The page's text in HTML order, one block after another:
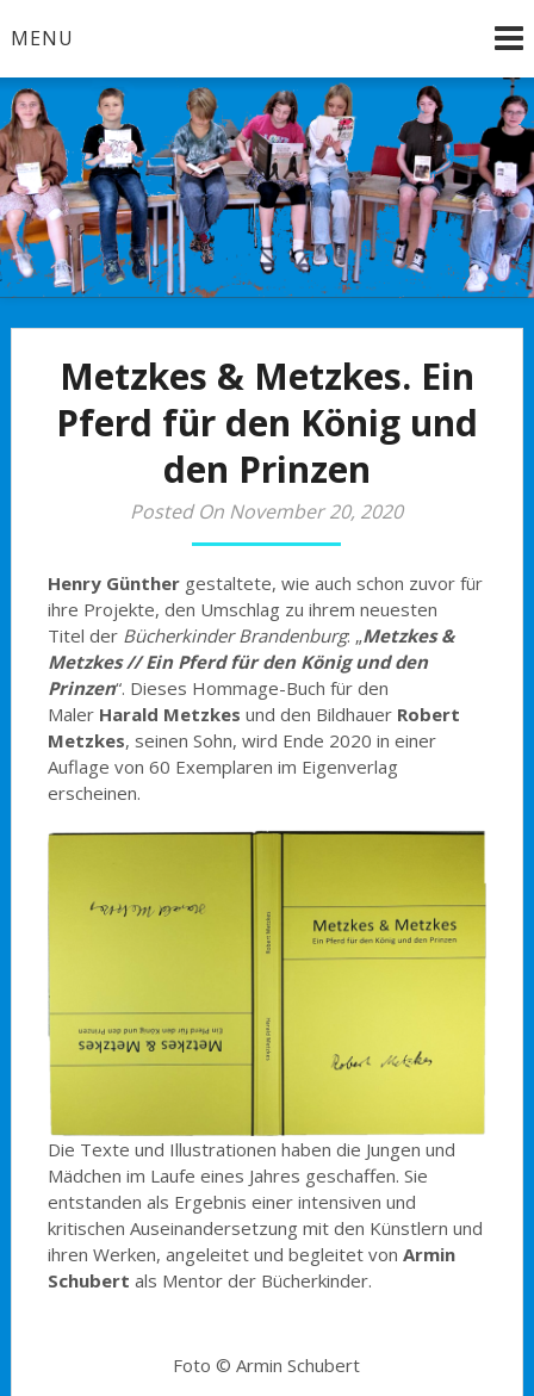
toMENU
Bücherkinder
Brandenburg an der Havel
Metzkes & Metzkes. Ein
Pferd für den König und
den Prinzen
Posted On November 20, 2020
Henry Günthergestaltete, wie auch schon zuvor für
ihre Projekte, den Umschlag zu ihrem neuesten
Titel der Bücherkinder Brandenburg: „Metzkes &
Metzkes // Ein Pferd für den König und den
Prinzen“. Dieses Hommage-Buch für den
Maler Harald Metzkes und den Bildhauer Robert
Metzkes, seinen Sohn, wird Ende 2020 in einer
Auflage von 60 Exemplaren im Eigenverlag
erscheinen.
Die Texte und Illustrationen haben die Jungen und
Mädchen im Laufe eines Jahres geschaffen. Sie
entstanden als Ergebnis einer intensiven und
kritischen Auseinandersetzung mit den Künstlern und
ihren Werken, angeleitet und begleitet von Armin
Schubert als Mentor der Bücherkinder.
Foto © Armin Schubert